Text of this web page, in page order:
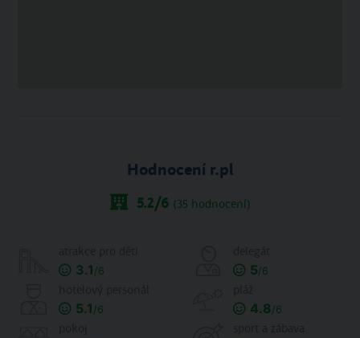
Hodnocení r.pl
5.2/6 (35 hodnocení)
3.1 /6 5/6
5.1 /6 4.8/6